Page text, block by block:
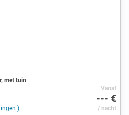
met tuin
)
Vanaf
--- €
/ nacht